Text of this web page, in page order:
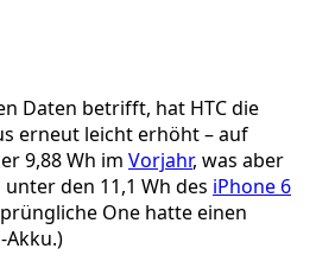
Daten betrifft, hat HTC die
erneut leicht erhöht – auf
9,88 Wh im Vorjahr, was aber
den 11,1 Wh des iPhone 6
One hatte einen
Akku.)